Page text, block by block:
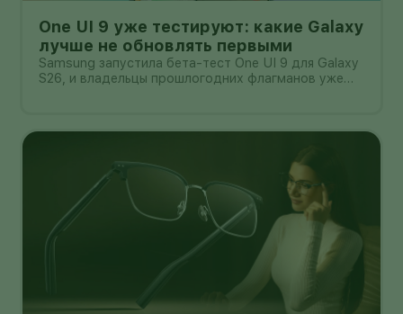
One UI 9 уже тестируют: какие Galaxy
лучше не обновлять первыми
Samsung запустила бета-тест One UI 9 для Galaxy
S26, и владельцы прошлогодних флагманов уже